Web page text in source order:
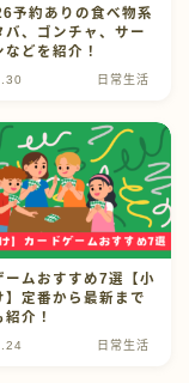
予約ありの食べ物系
バ、ゴンチャ、サー
などを紹介！
日常生活
ームおすすめ7選【小
】定番から最新まで
介！
日常生活